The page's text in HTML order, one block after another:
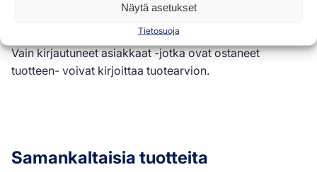
Näytä asetukset
Tietosuoja
Vain kirjautuneet asiakkaat -jotka ovat ostaneet
tuotteen- voivat kirjoittaa tuotearvion.
Samankaltaisia tuotteita